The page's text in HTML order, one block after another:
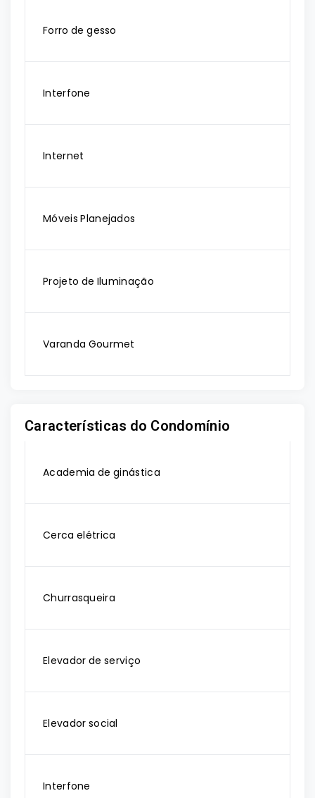
Forro de gesso
Interfone
Internet
Móveis Planejados
Projeto de Iluminação
Varanda Gourmet
Características do Condomínio
Academia de ginástica
Cerca elétrica
Churrasqueira
Elevador de serviço
Elevador social
Interfone